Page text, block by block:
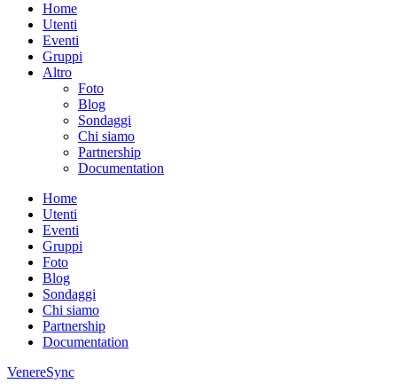
Home
Utenti
Eventi
Gruppi
Altro
Foto
Blog
Sondaggi
Chi siamo
Partnership
Documentation
Home
Utenti
Eventi
Gruppi
Foto
Blog
Sondaggi
Chi siamo
Partnership
Documentation
VenereSync